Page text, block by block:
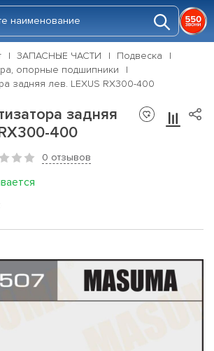
ЗАПАСНЫЕ ЧАСТИ
Подвеска
опорные подшипники
задняя лев. LEXUS RX300-400
задняя
400
0 отзывов